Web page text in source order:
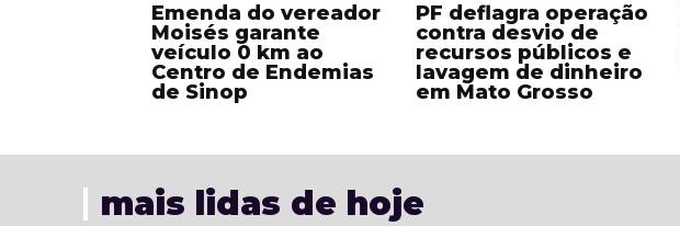
Emenda do vereador
Moisés garante
veículo 0 km ao
Centro de Endemias
de Sinop
PF deflagra operação
contra desvio de
recursos públicos e
lavagem de dinheiro
em Mato Grosso
mais lidas de hoje